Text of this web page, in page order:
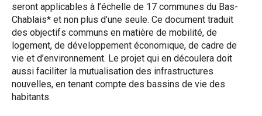
seront applicables à l’échelle de 17 communes du Bas-
Chablais* et non plus d’une seule. Ce document traduit
des objectifs communs en matière de mobilité, de
logement, de développement économique, de cadre de
vie et d’environnement. Le projet qui en découlera doit
aussi faciliter la mutualisation des infrastructures
nouvelles, en tenant compte des bassins de vie des
habitants.